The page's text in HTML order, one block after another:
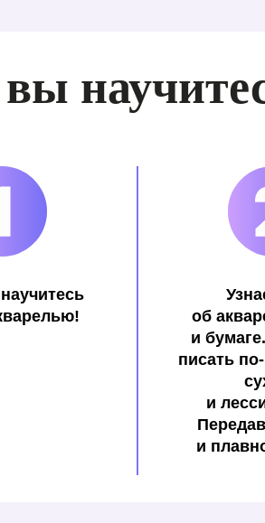
вы
об
и
писать
и
и